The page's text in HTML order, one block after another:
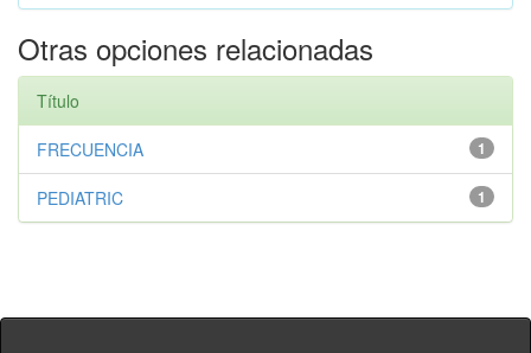
Otras opciones relacionadas
Título
1
FRECUENCIA
1
PEDIATRIC